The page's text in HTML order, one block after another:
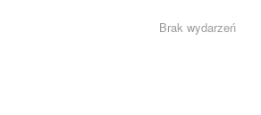
Brak wydarzeń